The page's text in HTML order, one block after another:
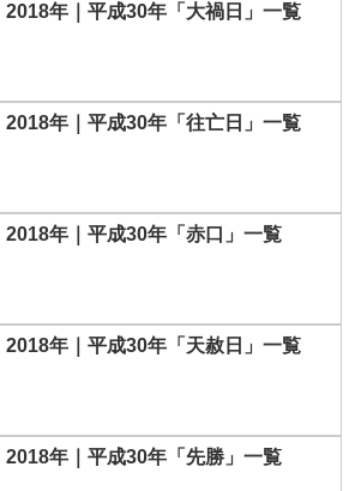
2018年｜平成30年「大禍日」一覧
2018年｜平成30年「往亡日」一覧
2018年｜平成30年「赤口」一覧
2018年｜平成30年「天赦日」一覧
2018年｜平成30年「先勝」一覧